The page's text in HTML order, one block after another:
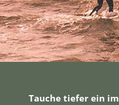
Tauche tiefer ein im